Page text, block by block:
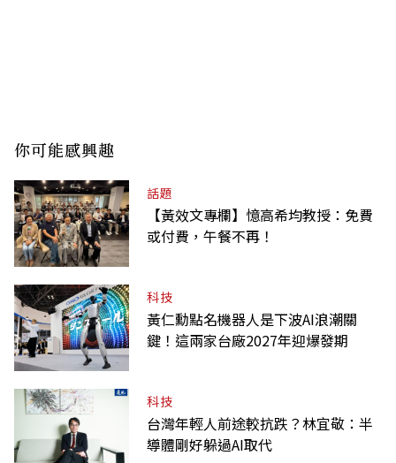
你可能感興趣
話題
【黃效文專欄】憶高希均教授：免費
或付費，午餐不再！
科技
黃仁勳點名機器人是下波AI浪潮關
鍵！這兩家台廠2027年迎爆發期
科技
台灣年輕人前途較抗跌？林宜敬：半
導體剛好躲過AI取代